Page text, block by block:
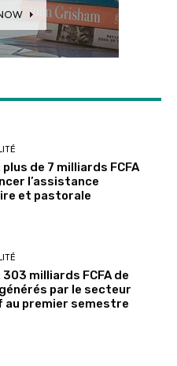
plus de 7 milliards FCFA
l’assistance
et pastorale
303 milliards FCFA de
par le secteur
premier semestre